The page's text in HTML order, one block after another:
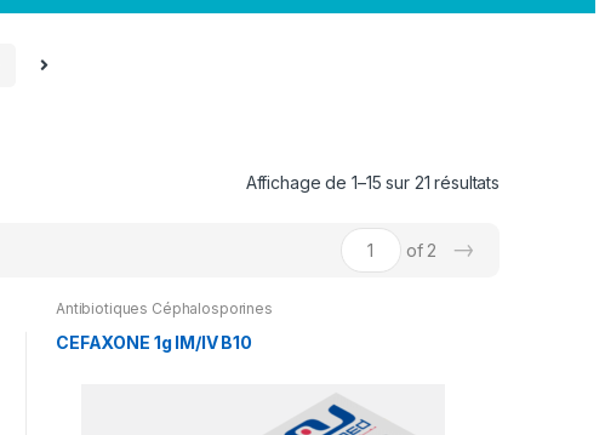
Affichage de 1–15 sur 21 résultats
of 2 →
Antibiotiques Céphalosporines
CEFAXONE 1g IM/IV B10